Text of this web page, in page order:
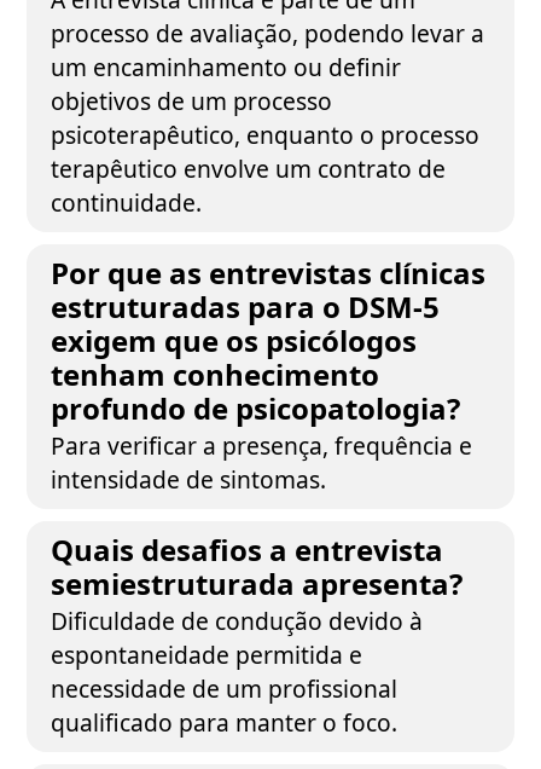
processo de avaliação, podendo levar a
um encaminhamento ou definir
objetivos de um processo
psicoterapêutico, enquanto o processo
terapêutico envolve um contrato de
continuidade.
Por que as entrevistas clínicas
estruturadas para o DSM-5
exigem que os psicólogos
tenham conhecimento
profundo de psicopatologia?
Para verificar a presença, frequência e
intensidade de sintomas.
Quais desafios a entrevista
semiestruturada apresenta?
Dificuldade de condução devido à
espontaneidade permitida e
necessidade de um profissional
qualificado para manter o foco.